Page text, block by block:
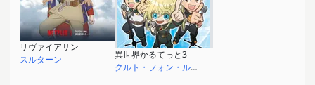
リヴァイアサン
スルターン
異世界かるてっと3
クルト・フォン・ルーデルドルフ